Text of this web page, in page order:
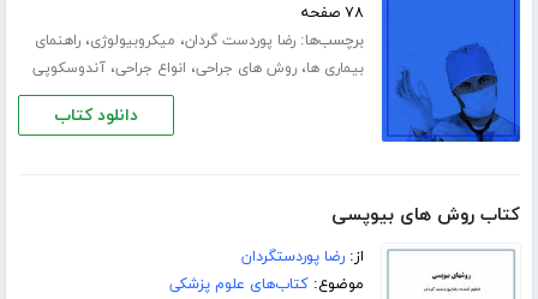
۷۸ صفحه
برچسب‌ها:رضا پوردست گردان، میکروبیولوژی،راهنمای
بیماری ها،روش های جراحی، انواع جراحی،آندوسکوپی
دانلود کتاب
کتاب روش های بیوپسی
از:رضا پوردستگردان
موضوع:کتاب‌های علوم پزشکی